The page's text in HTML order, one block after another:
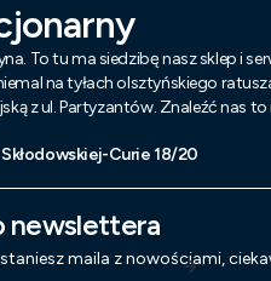
To tu ma siedzibę nasz sklep i
na tyłach olsztyńskiego
z ul. Partyzantów. Znaleźć nas
Curie 18/20
newslettera
maila z nowościami,